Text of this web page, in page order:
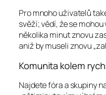
Pro mnoho uživatelů
svěží; vědí, že se
několika minut znovu
aniž by museli znovu
Komunita kolem
Najdete fóra a skupiny